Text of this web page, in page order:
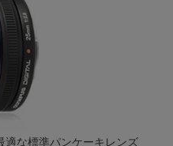
な標準パンケーキレンズ